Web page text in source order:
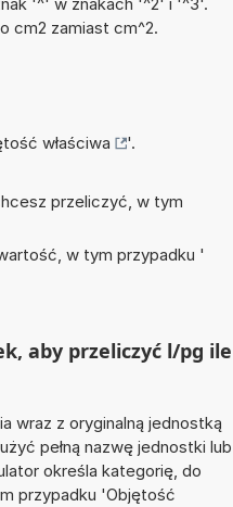
cm2 zamiast cm^2.
właściwa
'.
przeliczyć, w tym
w tym przypadku '
aby przeliczyć l/pg ile
wraz z oryginalną jednostką
pełną nazwę jednostki lub
określa kategorię, do
przypadku 'Objętość